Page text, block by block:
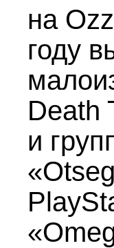
на
году
Death
и